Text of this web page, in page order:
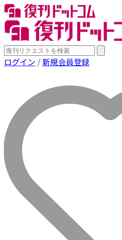
ログイン /新規会員登録